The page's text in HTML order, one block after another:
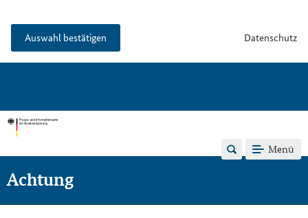
Auswahl bestätigen Datenschutz
Menü
Achtung